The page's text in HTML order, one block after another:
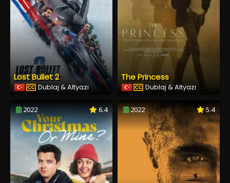
Lost Bullet 2
Dublaj & Altyazı
The Princess
Dublaj & Altyazı
2022 6.4 2022 5.4